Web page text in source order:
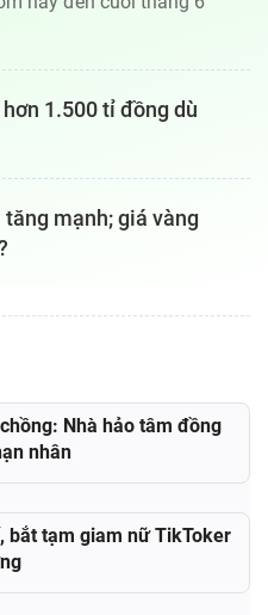
1.500 tỉ đồng dù
mạnh; giá vàng
Nhà hảo tâm đồng
nhân
bắt tạm giam nữ TikToker